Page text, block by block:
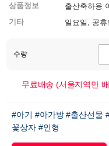
상품정보
출산축하용
기타
일요일, 공
수량
무료배송 (서울지역만
#아기 #아가방 #출산선물
꽃상자 #인형